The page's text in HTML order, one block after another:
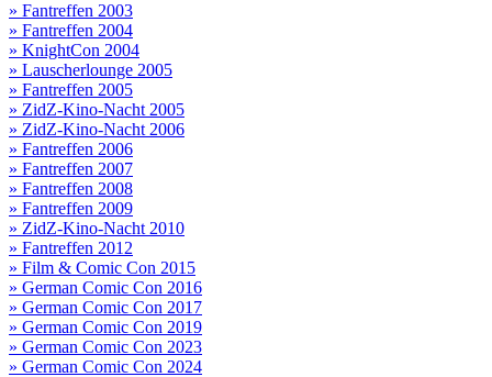
» Fantreffen 2003
» Fantreffen 2004
» KnightCon 2004
» Lauscherlounge 2005
» Fantreffen 2005
» ZidZ-Kino-Nacht 2005
» ZidZ-Kino-Nacht 2006
» Fantreffen 2006
» Fantreffen 2007
» Fantreffen 2008
» Fantreffen 2009
» ZidZ-Kino-Nacht 2010
» Fantreffen 2012
» Film & Comic Con 2015
» German Comic Con 2016
» German Comic Con 2017
» German Comic Con 2019
» German Comic Con 2023
» German Comic Con 2024